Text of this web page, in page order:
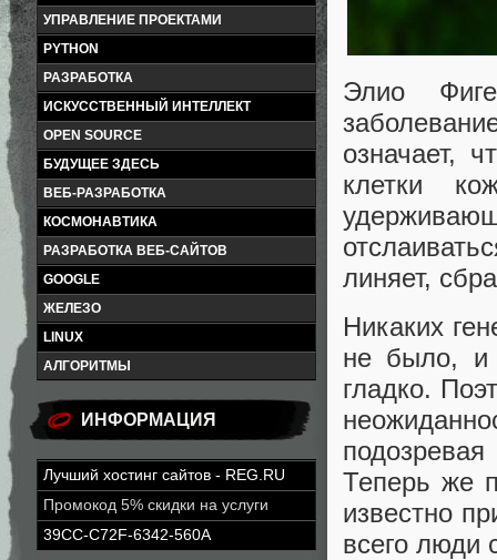
УПРАВЛЕНИЕ ПРОЕКТАМИ
PYTHON
РАЗРАБОТКА
ИСКУССТВЕННЫЙ ИНТЕЛЛЕКТ
OPEN SOURCE
БУДУЩЕЕ ЗДЕСЬ
ВЕБ-РАЗРАБОТКА
КОСМОНАВТИКА
РАЗРАБОТКА ВЕБ-САЙТОВ
GOOGLE
ЖЕЛЕЗО
LINUX
АЛГОРИТМЫ
ИНФОРМАЦИЯ
Лучший хостинг сайтов - REG.RU
Промокод 5% скидки на услуги
39CC-C72F-6342-560A
Элио
означает,
клетки
линяет,
Никаких
не было, и
гладко.
Теперь же
известно
всего люди